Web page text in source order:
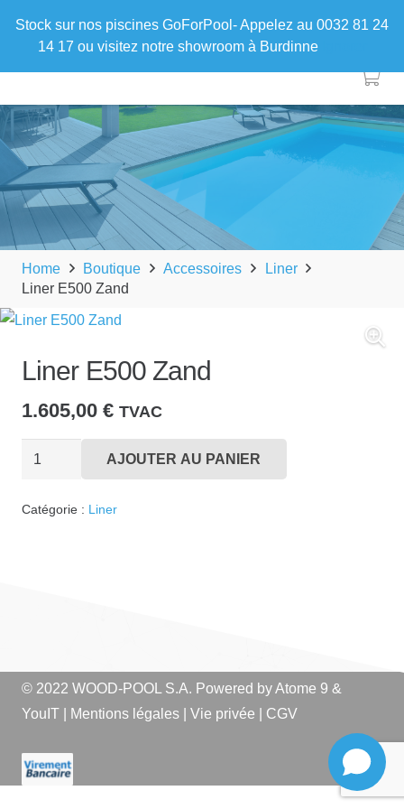
Stock sur nos piscines GoForPool- Appelez au 0032 81 24
14 17 ou visitez notre showroom à Burdinne
Home Boutique Accessoires
Liner
Liner E500 Zand
Liner E500 Zand
1.605,00 € TVAC
quantité
AJOUTER AU PANIER
Catégorie : Liner
© 2022 WOOD-POOL S.A. Powered byAtome 9 &
YouIT
Mentions légales Vie privée CGV